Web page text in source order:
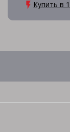
Купить в